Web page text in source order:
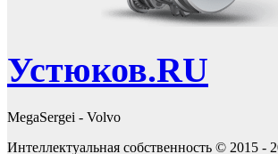
Устюков.RU
MegaSergei - Volvo
Интеллектуальная собственность © 2015 -